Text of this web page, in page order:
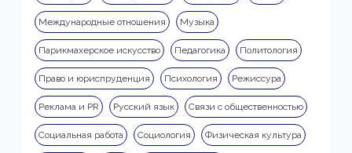
Международные отношения Музыка
Парикмахерское искусство Педагогика Политология
Право и юриспруденция Психология Режиссура
Реклама и PR Русский язык Связи с общественностью
Социальная работа Социология Физическая культура